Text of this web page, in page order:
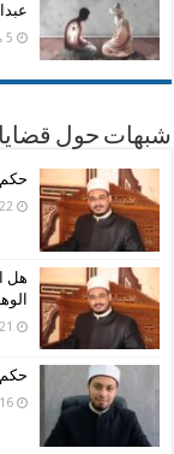
5 مايو، 2026
شبهات حول
حكم
22 مايو، 2026
هل
21 مايو، 2026
حكم
16 مايو، 2026